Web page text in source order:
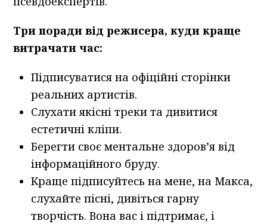
Три поради від режисера, куди краще
витрачати час:
Підписуватися на офіційні сторінки
реальних артистів.
Слухати якісні треки та дивитися
естетичні кліпи.
Берегти своє ментальне здоров’я від
інформаційного бруду.
Краще підписуйтесь на мене, на Макса,
слухайте пісні, дивіться гарну
творчість. Вона вас і підтримає, і